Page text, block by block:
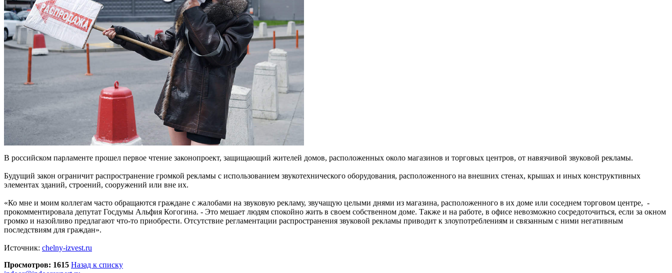
В российском парламенте прошел первое чтение законопроект, защищающий жителей домов, расположенных около магазинов и торговых центров, от навязчивой звуковой рекламы.
Будущий закон ограничит распространение громкой рекламы с использованием звукотехнического оборудования, расположенного на внешних стенах, крышах и иных конструктивных
элементах зданий, строений, сооружений или вне их.
«Ко мне и моим коллегам часто обращаются граждане с жалобами на звуковую рекламу, звучащую целыми днями из магазина, расположенного в их доме или соседнем торговом центре, -
прокомментировала депутат Госдумы Альфия Когогина. - Это мешает людям спокойно жить в своем собственном доме. Также и на работе, в офисе невозможно сосредоточиться, если за окном
громко и назойливо предлагают что-то приобрести. Отсутствие регламентации распространения звуковой рекламы приводит к злоупотреблениям и связанным с ними негативным
последствиям для граждан».
Источник: chelny-izvest.ru
Просмотров: 1615 Назад к списку